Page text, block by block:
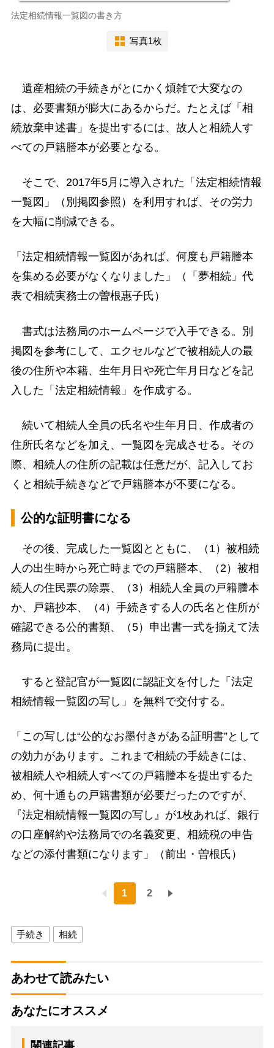
法定相続情報一覧図の書き方
写真1枚
遺産相続の手続きがとにかく煩雑で大変なの
は、必要書類が膨大にあるからだ。たとえば「相
続放棄申述書」を提出するには、故人と相続人す
べての戸籍謄本が必要となる。
そこで、2017年5月に導入された「法定相続情報
一覧図」（別掲図参照）を利用すれば、その労力
を大幅に削減できる。
「法定相続情報一覧図があれば、何度も戸籍謄本
を集める必要がなくなりました」（「夢相続」代
表で相続実務士の曽根惠子氏）
書式は法務局のホームページで入手できる。別
掲図を参考にして、エクセルなどで被相続人の最
後の住所や本籍、生年月日や死亡年月日などを記
入した「法定相続情報」を作成する。
続いて相続人全員の氏名や生年月日、作成者の
住所氏名などを加え、一覧図を完成させる。その
際、相続人の住所の記載は任意だが、記入してお
くと相続手続きなどで戸籍謄本が不要になる。
公的な証明書になる
その後、完成した一覧図とともに、（1）被相続
人の出生時から死亡時までの戸籍謄本、（2）被相
続人の住民票の除票、（3）相続人全員の戸籍謄本
か、戸籍抄本、（4）手続きする人の氏名と住所が
確認できる公的書類、（5）申出書一式を揃えて法
務局に提出。
すると登記官が一覧図に認証文を付した「法定
相続情報一覧図の写し」を無料で交付する。
「この写しは“公的なお墨付きがある証明書”として
の効力があります。これまで相続の手続きには、
被相続人や相続人すべての戸籍謄本を提出するた
め、何十通もの戸籍書類が必要だったのですが、
『法定相続情報一覧図の写し』が1枚あれば、銀行
の口座解約や法務局での名義変更、相続税の申告
などの添付書類になります」（前出・曽根氏）
1 2
手続き 相続
あわせて読みたい
あなたにオススメ